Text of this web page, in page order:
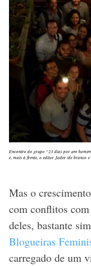
Encontro do grupo “23 dias por um
e, mais à frente, o editor Jader (de branco e
Mas o
com conflitos
deles, bastante
Blogueiras
carregado de um